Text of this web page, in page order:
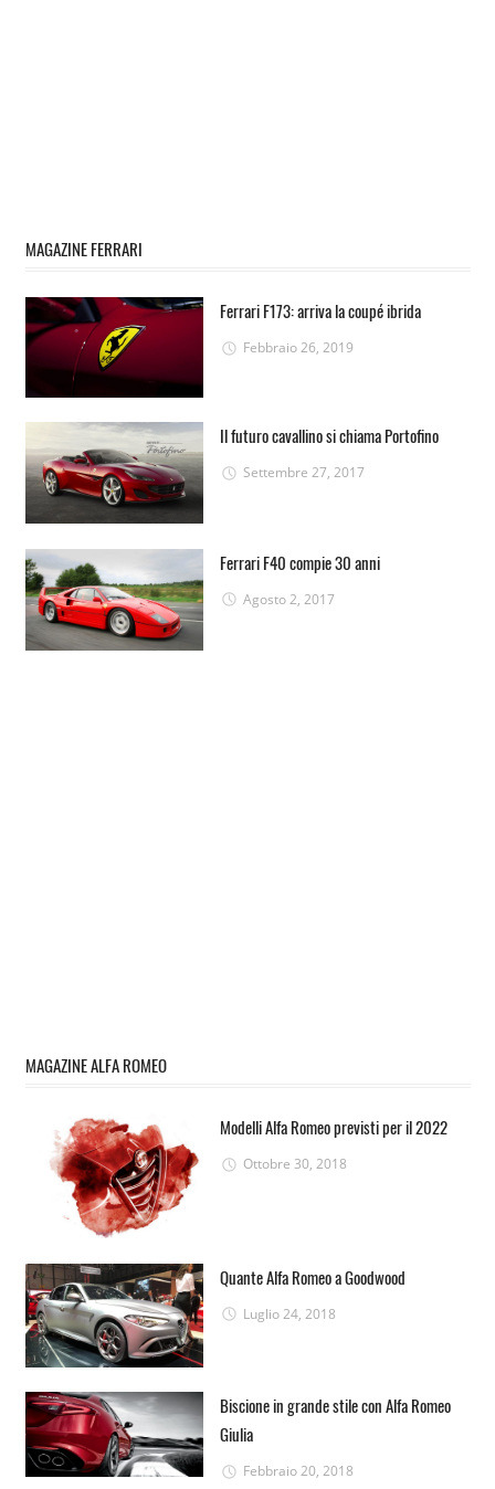
MAGAZINE FERRARI
Ferrari F173: arriva la coupé ibrida
Febbraio 26, 2019
Il futuro cavallino si chiama Portofino
Settembre 27, 2017
Ferrari F40 compie 30 anni
Agosto 2, 2017
MAGAZINE ALFA ROMEO
Modelli Alfa Romeo previsti per il 2022
Ottobre 30, 2018
Quante Alfa Romeo a Goodwood
Luglio 24, 2018
Biscione in grande stile con Alfa Romeo
Giulia
Febbraio 20, 2018